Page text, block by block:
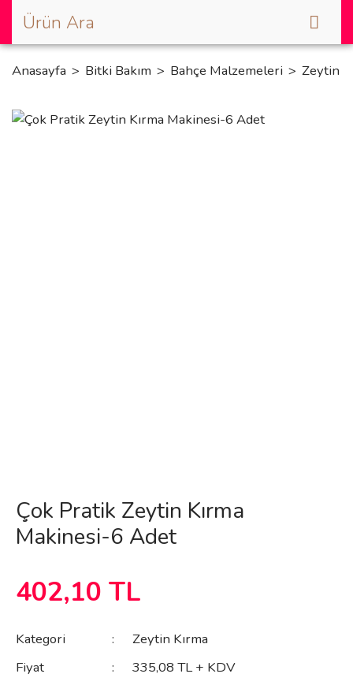
Anasayfa Bitki Bakım Bahçe Malzemeleri Zeytin
Çok Pratik Zeytin Kırma
Makinesi-6 Adet
402,10 TL
Kategori
Zeytin Kırma
Fiyat
335,08 TL + KDV